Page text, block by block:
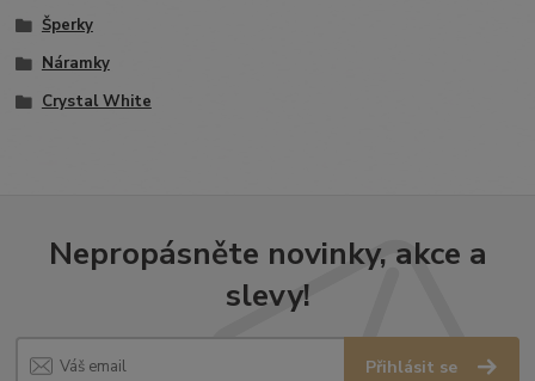
Šperky
Náramky
Crystal White
Nepropásněte novinky, akce a
slevy!
Přihlásit se